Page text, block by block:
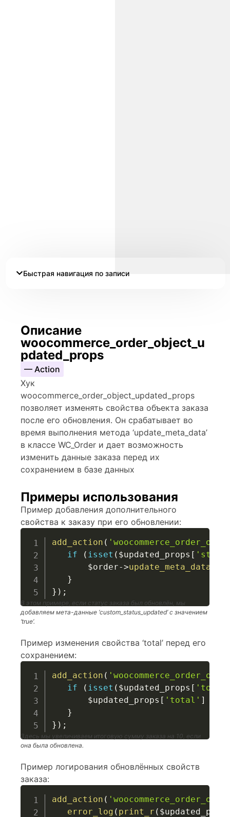
Быстрая навигация по записи
Описание
woocommerce_order_object_u
pdated_props
— Action
Хук
woocommerce_order_object_updated_props
позволяет изменять свойства объекта заказа
после его обновления. Он срабатывает во
время выполнения метода ‘update_meta_data’
в классе WC_Order и дает возможность
изменить данные заказа перед их
сохранением в базе данных
Примеры использования
Пример добавления дополнительного
свойства к заказу при его обновлении:
add_action (
if
( isset ( $updated_props [
$order->update_meta_data
}
} ) ;
В этом примере, если статус заказа был обновлён, мы
добавляем мета-данные ‘custom_status_updated’ с значением
‘true’.
Пример изменения свойства ‘total’ перед его
сохранением:
add_action (
if
( isset ( $updated_props [
$updated_props [ 'total' ]
}
} ) ;
Здесь мы увеличиваем итоговую сумму заказа на 10, если
она была обновлена.
Пример логирования обновлённых свойств
заказа:
add_action (
error_log ( print_r (